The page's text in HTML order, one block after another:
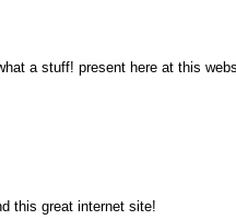
a stuff! present here at this
this great internet site!